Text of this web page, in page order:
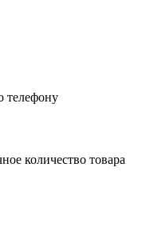
телефону
количество товара